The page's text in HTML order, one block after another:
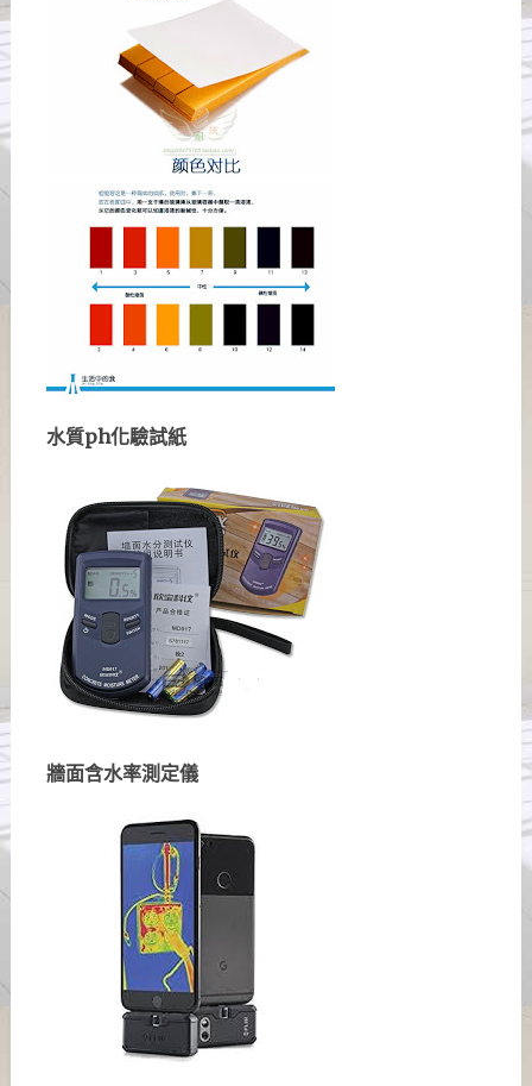
水質ph化驗試紙
牆面含水率測定儀